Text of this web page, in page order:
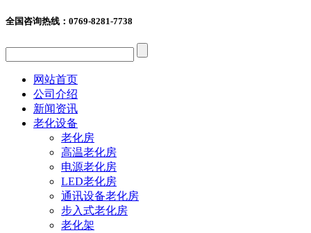
全国咨询热线： 0769-8281-7738
网站首页
公司介绍
新闻资讯
老化设备
老化房
高温老化房
电源老化房
LED老化房
通讯设备老化房
步入式老化房
老化架